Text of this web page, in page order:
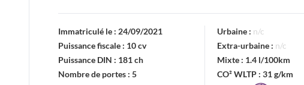
Immatriculé le : 24/09/2021
Puissance fiscale : 10 cv
Puissance DIN : 181 ch
Nombre de portes : 5
Urbaine : n/c
Extra-urbaine : n/c
Mixte : 1.4 l/100km
CO² WLTP :31 g/km